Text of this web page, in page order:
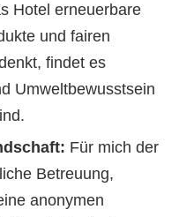
Hotel erneuerbare
und fairen
findet es
Umweltbewusstsein
Für mich der
Betreuung,
anonymen